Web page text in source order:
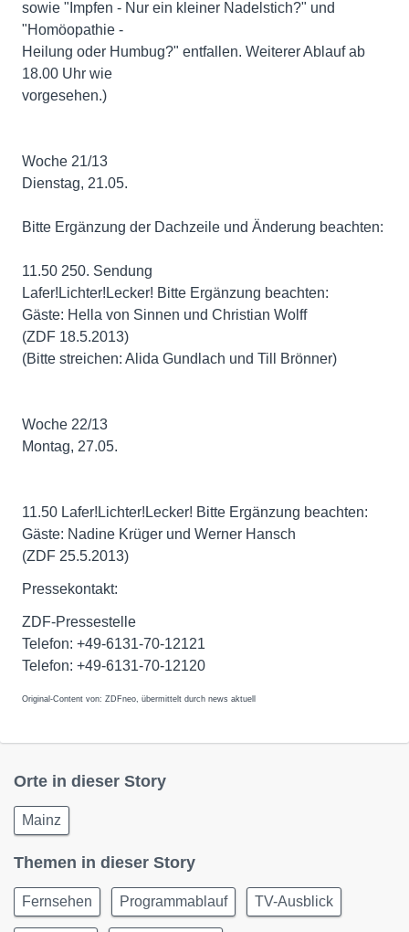
sowie "Impfen - Nur ein kleiner Nadelstich?" und
"Homöopathie -
Heilung oder Humbug?" entfallen. Weiterer Ablauf ab
18.00 Uhr wie
vorgesehen.)
Woche 21/13
Dienstag, 21.05.
Bitte Ergänzung der Dachzeile und Änderung beachten:
11.50 250. Sendung
Lafer!Lichter!Lecker! Bitte Ergänzung beachten:
Gäste: Hella von Sinnen und Christian Wolff
(ZDF 18.5.2013)
(Bitte streichen: Alida Gundlach und Till Brönner)
Woche 22/13
Montag, 27.05.
11.50 Lafer!Lichter!Lecker! Bitte Ergänzung beachten:
Gäste: Nadine Krüger und Werner Hansch
(ZDF 25.5.2013)
Pressekontakt:
ZDF-Pressestelle
Telefon: +49-6131-70-12121
Telefon: +49-6131-70-12120
Original-Content von: ZDFneo, übermittelt durch news aktuell
Orte in dieser Story
Mainz
Themen in dieser Story
Fernsehen Programmablauf TV-Ausblick